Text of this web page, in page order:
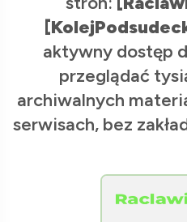
aktywny dostęp
przeglądać
archiwalnych
serwisach, bez